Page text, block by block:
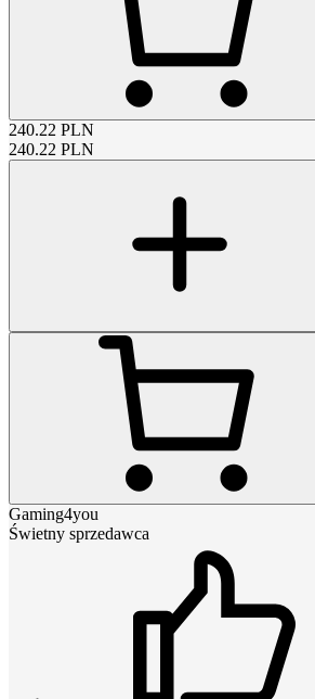
240.22 PLN
240.22 PLN
Gaming4you
Świetny sprzedawca